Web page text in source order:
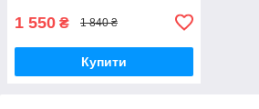
1 550 ₴ 1 840 ₴
Купити